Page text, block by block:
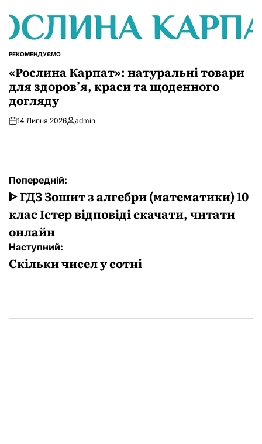
ОПУБЛІКУВАТИ
РЕКОМЕНДУЄМО
«Рослина Карпат»: натуральні товари
для здоров’я, краси та щоденного
догляду
14 Липня 2026Опубліковано
admin
Навігація
записів
Попередній:
ᐈ ГДЗ Зошит з алгебри (математики) 10
клас Істер відповіді скачати, читати
онлайн
Наступний:
Скільки чисел у сотні